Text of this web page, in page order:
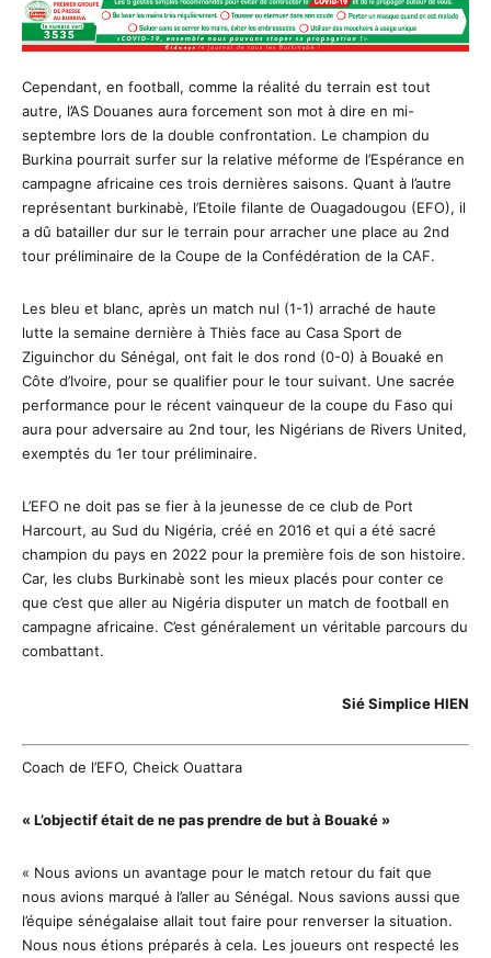
Cependant, en football, comme la réalité du terrain est tout
autre, l’AS Douanes aura forcement son mot à dire en mi-
septembre lors de la double confrontation. Le champion du
Burkina pourrait surfer sur la relative méforme de l’Espérance en
campagne africaine ces trois dernières saisons. Quant à l’autre
représentant burkinabè, l’Etoile filante de Ouagadougou (EFO), il
a dû batailler dur sur le terrain pour arracher une place au 2nd
tour préliminaire de la Coupe de la Confédération de la CAF.
Les bleu et blanc, après un match nul (1-1) arraché de haute
lutte la semaine dernière à Thiès face au Casa Sport de
Ziguinchor du Sénégal, ont fait le dos rond (0-0) à Bouaké en
Côte d’Ivoire, pour se qualifier pour le tour suivant. Une sacrée
performance pour le récent vainqueur de la coupe du Faso qui
aura pour adversaire au 2nd tour, les Nigérians de Rivers United,
exemptés du 1er tour préliminaire.
L’EFO ne doit pas se fier à la jeunesse de ce club de Port
Harcourt, au Sud du Nigéria, créé en 2016 et qui a été sacré
champion du pays en 2022 pour la première fois de son histoire.
Car, les clubs Burkinabè sont les mieux placés pour conter ce
que c’est que aller au Nigéria disputer un match de football en
campagne africaine. C’est généralement un véritable parcours du
combattant.
Sié Simplice HIEN
Coach de l’EFO, Cheick Ouattara
« L’objectif était de ne pas prendre de but à Bouaké »
« Nous avions un avantage pour le match retour du fait que
nous avions marqué à l’aller au Sénégal. Nous savions aussi que
l’équipe sénégalaise allait tout faire pour renverser la situation.
Nous nous étions préparés à cela. Les joueurs ont respecté les